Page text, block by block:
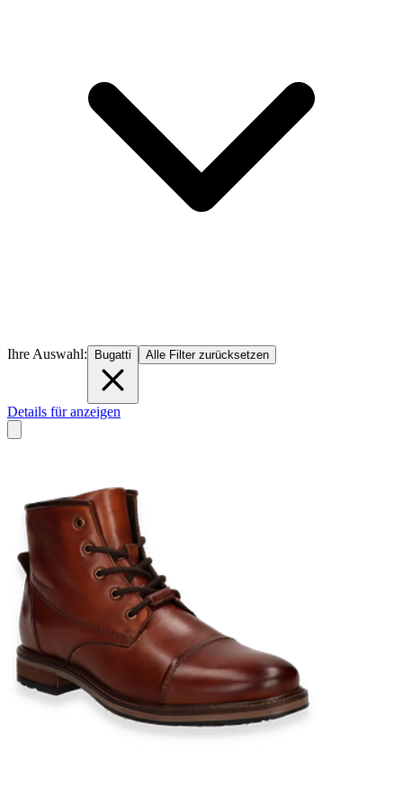
Ihre Auswahl: Bugatti Alle Filter zurücksetzen
Details für anzeigen